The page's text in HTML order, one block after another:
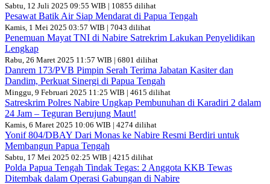
Sabtu, 12 Juli 2025 09:55 WIB | 10855 dilihat
Pesawat Batik Air Siap Mendarat di Papua Tengah
Kamis, 1 Mei 2025 03:57 WIB | 7043 dilihat
Penemuan Mayat TNI di Nabire Satrekrim Lakukan Penyelidikan
Lengkap
Rabu, 26 Maret 2025 11:57 WIB | 6801 dilihat
Danrem 173/PVB Pimpin Serah Terima Jabatan Kasiter dan
Dandim, Perkuat Sinergi di Papua Tengah
Minggu, 9 Februari 2025 11:25 WIB | 4615 dilihat
Satreskrim Polres Nabire Ungkap Pembunuhan di Karadiri 2 dalam
24 Jam – Teguran Berujung Maut!
Kamis, 6 Maret 2025 10:06 WIB | 4274 dilihat
Yonif 804/DBAY Dari Monas ke Nabire Resmi Berdiri untuk
Membangun Papua Tengah
Sabtu, 17 Mei 2025 02:25 WIB | 4215 dilihat
Polda Papua Tengah Tindak Tegas: 2 Anggota KKB Tewas
Ditembak dalam Operasi Gabungan di Nabire